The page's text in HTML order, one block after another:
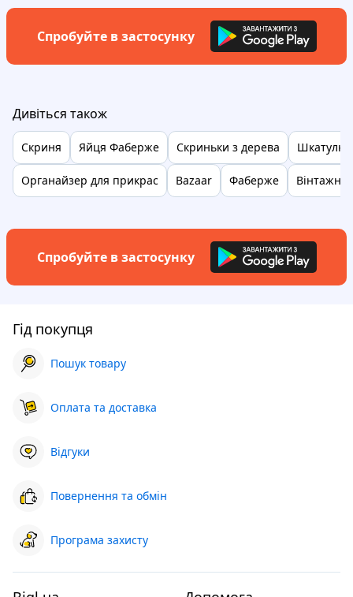
Спробуйте в застосунку
Дивіться також
Скриня Яйця Фаберже Скриньки з дерева
Органайзер для прикрас Bazaar Фаберже Вінтажні
Спробуйте в застосунку
Гід покупця
Пошук товару
Оплата та доставка
Відгуки
Повернення та обмін
Програма захисту